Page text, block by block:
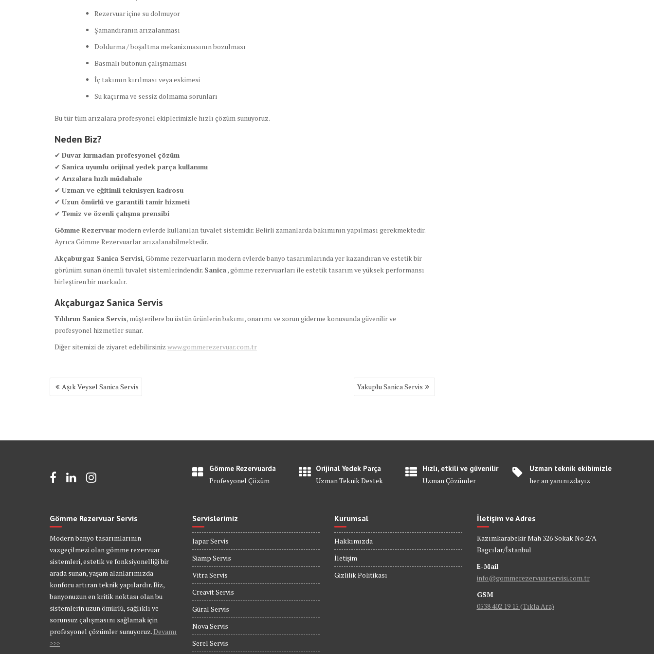
Rezervuar içine su dolmuyor
Şamandıranın arızalanması
Doldurma / boşaltma mekanizmasının bozulması
Basmalı butonun çalışmaması
İç takımın kırılması veya eskimesi
Su kaçırma ve sessiz dolmama sorunları
Bu tür tüm arızalara profesyonel ekiplerimizle hızlı çözüm sunuyoruz.
Neden Biz?
✔ Duvar kırmadan profesyonel çözüm
✔ Sanica uyumlu orijinal yedek parça kullanımı
✔ Arızalara hızlı müdahale
✔ Uzman ve eğitimli teknisyen kadrosu
✔ Uzun ömürlü ve garantili tamir hizmeti
✔ Temiz ve özenli çalışma prensibi
Gömme Rezervuar modern evlerde kullanılan tuvalet sistemidir. Belirli zamanlarda bakımının yapılması gerekmektedir.
Ayrıca Gömme Rezervuarlar arızalanabilmektedir.
Akçaburgaz Sanica Servisi, Gömme rezervuarların modern evlerde banyo tasarımlarında yer kazandıran ve estetik bir
görünüm sunan önemli tuvalet sistemlerindendir. Sanica, gömme rezervuarları ile estetik tasarım ve yüksek performansı
birleştiren bir markadır.
Akçaburgaz Sanica Servis
Yıldırım Sanica Servis, müşterilere bu üstün ürünlerin bakımı, onarımı ve sorun giderme konusunda güvenilir ve
profesyonel hizmetler sunar.
Diğer sitemizi de ziyaret edebilirsiniz www.gommerezervuar.com.tr
Yazı
gezinmesi
Aşık Veysel Sanica Servis Yakuplu Sanica Servis
Gömme Rezervuarda
Profesyonel Çözüm
Orijinal Yedek Parça
Uzman Teknik Destek
Hızlı, etkili ve güvenilir
Uzman Çözümler
Uzman teknik ekibimizle
her an yanınızdayız
Gömme Rezervuar Servis
Modern banyo tasarımlarının
vazgeçilmezi olan gömme rezervuar
sistemleri, estetik ve fonksiyonelliği bir
arada sunan, yaşam alanlarımızda
konforu artıran teknik yapılardır. Biz,
banyonuzun en kritik noktası olan bu
sistemlerin uzun ömürlü, sağlıklı ve
sorunsuz çalışmasını sağlamak için
profesyonel çözümler sunuyoruz. Devamı
>>>
Servislerimiz
Japar Servis
Siamp Servis
Vitra Servis
Creavit Servis
Güral Servis
Nova Servis
Serel Servis
Kurumsal
Hakkımızda
İletişim
Gizlilik Politikası
İletişim ve Adres
Kazımkarabekir Mah 326 Sokak No:2/A
Bagcılar/İstanbul
E-Mail
info@gommerezervuarservisi.com.tr
GSM
0538 402 19 15 (Tıkla Ara)